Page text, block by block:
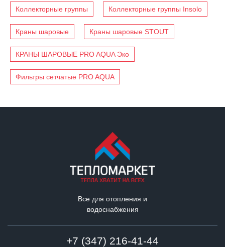
Коллекторные группы Коллекторные группы Insolo
Краны шаровые Краны шаровые STOUT
КРАНЫ ШАРОВЫЕ PRO AQUA Эко
Фильтры сетчатые PRO AQUA
Все для отопления и
водоснабжения
+7 (347) 216-41-44